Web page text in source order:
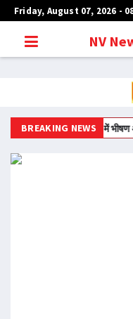
Friday, August 07, 2026 -
NV
BREAKING NEWS
मुंबई के लालबाग में भीषण